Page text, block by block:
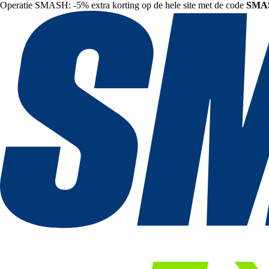
Operatie SMASH: -5% extra korting op de hele site met de code